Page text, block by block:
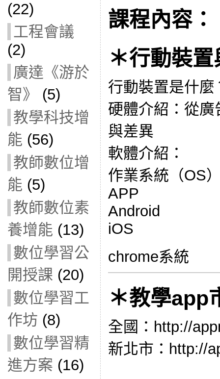
(22)
工程會議
(2)
廣達《游於
智》
(5)
教學科技增
能 (56)
教師數位增
能 (5)
教師數位素
養增能 (13)
數位學習公
開授課 (20)
數位學習工
作坊 (8)
數位學習精
進方案 (16)
課程內容：
＊行動裝
行動裝置是什麼
硬體介紹：從
與差異
軟體介紹：
作業系統（OS
APP
Android
iOS
chrome系統
＊教學app
全國：http://
新北市：http://